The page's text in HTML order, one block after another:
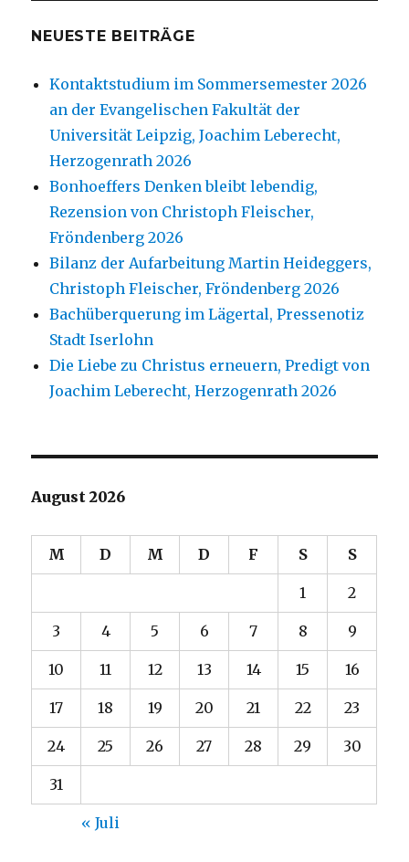
NEUESTE BEITRÄGE
Kontaktstudium im Sommersemester 2026
an der Evangelischen Fakultät der
Universität Leipzig, Joachim Leberecht,
Herzogenrath 2026
Bonhoeffers Denken bleibt lebendig,
Rezension von Christoph Fleischer,
Fröndenberg 2026
Bilanz der Aufarbeitung Martin Heideggers,
Christoph Fleischer, Fröndenberg 2026
Bachüberquerung im Lägertal, Pressenotiz
Stadt Iserlohn
Die Liebe zu Christus erneuern, Predigt von
Joachim Leberecht, Herzogenrath 2026
August 2026
M D M D F S S
1 2
3 4 5 6 7 8 9
10 11 12 13 14 15 16
17 18 19 20 21 22 23
24 25 26 27 28 29 30
31
« Juli